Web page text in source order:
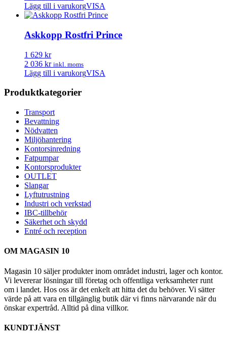
Lägg till i varukorgVISA
Askkopp Rostfri Prince
1 629 kr
2 036 kr inkl. moms
Lägg till i varukorgVISA
Produktkategorier
Transport
Bevattning
Nödvatten
Miljöhantering
Kontorsinredning
Fatpumpar
Kontorsprodukter
OUTLET
Slangar
Lyftutrustning
Industri och verkstad
IBC-tillbehör
Säkerhet och skydd
Entré och reception
OM MAGASIN 10
Magasin 10 säljer produkter inom området industri, lager och kontor.
Vi levererar lösningar till företag och offentliga verksamheter runt
om i landet. Hos oss är det enkelt att hitta det du behöver. Vi sätter
värde på att vara en tillgänglig butik där vi finns närvarande när du
önskar expertråd. Alltid på dina villkor.
KUNDTJÄNST